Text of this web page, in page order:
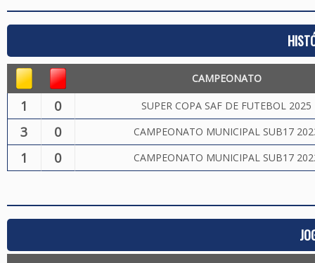
CAMPEONATO
1 0 SUPER COPA SAF DE FUTEBOL 2025
3 0 CAMPEONATO MUNICIPAL SUB17
1 0 CAMPEONATO MUNICIPAL SUB17